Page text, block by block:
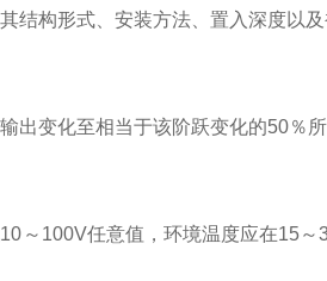
结构形式、安装方法、置入深度以
出变化至相当于该阶跃变化的50％
～100V任意值，环境温度应在15